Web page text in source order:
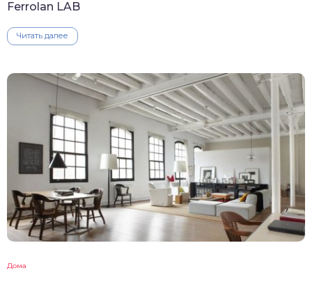
Ferrolan LAB
Читать далее
Дома